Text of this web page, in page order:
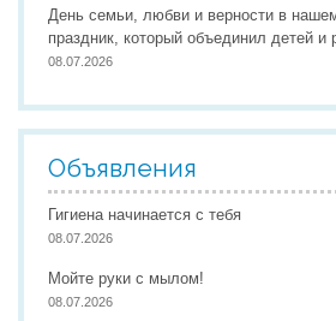
День семьи, любви и верности в
праздник, который объединил детей и
08.07.2026
Объявления
Гигиена начинается с тебя
08.07.2026
Мойте руки с мылом!
08.07.2026